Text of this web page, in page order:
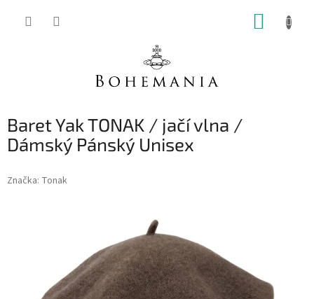
Baret Yak TONAK / jačí vlna /
Dámský Pánský Unisex
Značka: Tonak